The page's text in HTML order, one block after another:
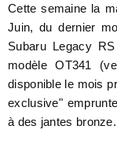
Cette semaine la
Juin, du dernier
Subaru Legacy
modèle OT341
disponible le mois
exclusive"
à des jantes bronze.